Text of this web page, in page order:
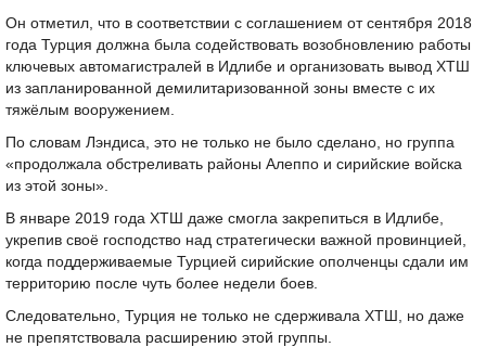
Он отметил, что в соответствии с соглашением от сентября 2018
года Турция должна была содействовать возобновлению работы
ключевых автомагистралей в Идлибе и организовать вывод ХТШ
из запланированной демилитаризованной зоны вместе с их
тяжёлым вооружением.
По словам Лэндиса, это не только не было сделано, но группа
«продолжала обстреливать районы Алеппо и сирийские войска
из этой зоны».
В январе 2019 года ХТШ даже смогла закрепиться в Идлибе,
укрепив своё господство над стратегически важной провинцией,
когда поддерживаемые Турцией сирийские ополченцы сдали им
территорию после чуть более недели боев.
Следовательно, Турция не только не сдерживала ХТШ, но даже
не препятствовала расширению этой группы.